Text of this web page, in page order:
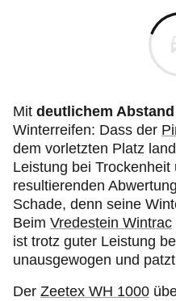
Mit deutlichem Abstand
Winterreifen: Dass der
dem vorletzten Platz
Leistung bei Trockenheit
resultierenden
Schade, denn seine
Beim Vredestein Wintrac
ist trotz guter Leistung
unausgewogen und
Der Zeetex WH 1000